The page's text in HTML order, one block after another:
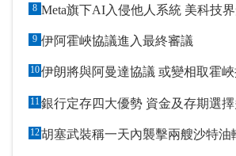
8 Meta旗下AI入侵他人系統 美科技
9 伊阿霍峽協議進入最終審議
10 伊朗將與阿曼達協議 或變
11 銀行定存四大優勢 資金及存期
12胡塞武裝稱一天內襲擊兩艘沙特油